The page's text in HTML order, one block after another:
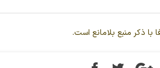
با ذکر منبع بلامانع است.